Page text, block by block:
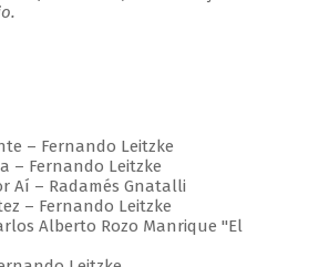
– Fernando Leitzke
Fernando Leitzke
– Radamés Gnatalli
– Fernando Leitzke
Alberto Rozo Manrique "El